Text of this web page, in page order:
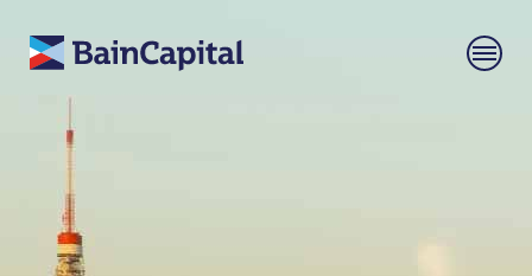
Bain Capital Japan